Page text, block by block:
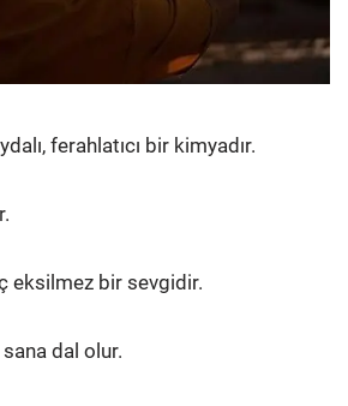
ferahlatıcı bir kimyadır.
eksilmez bir sevgidir.
dal olur.